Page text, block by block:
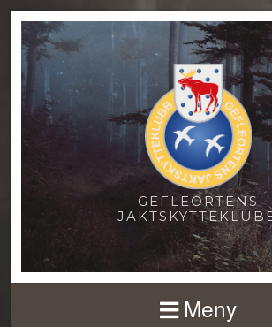
GEFLEORTENS
Meny